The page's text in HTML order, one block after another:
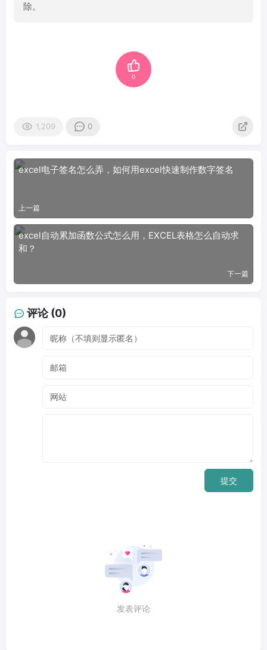
除。
0
1,209 0
excel电子签名怎么弄，如何用excel快速制作数字签名
上一篇
excel自动累加函数公式怎么用，EXCEL表格怎么自动求
和？
下一篇
评论 (0)
提交
发表评论